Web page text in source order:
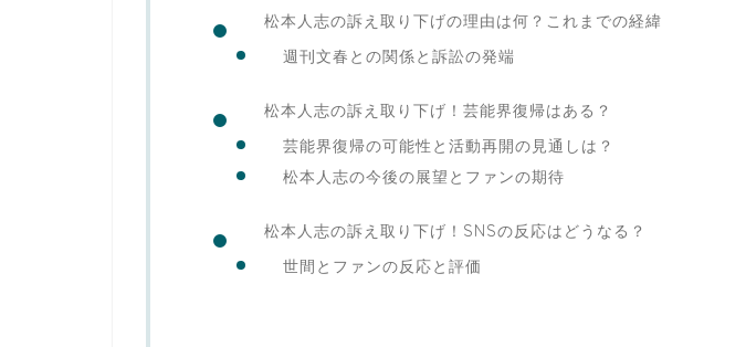
松本人志の訴え取り下げの理由は何？これまでの経緯
週刊文春との関係と訴訟の発端
松本人志の訴え取り下げ！芸能界復帰はある？
芸能界復帰の可能性と活動再開の見通しは？
松本人志の今後の展望とファンの期待
松本人志の訴え取り下げ！SNSの反応はどうなる？
世間とファンの反応と評価